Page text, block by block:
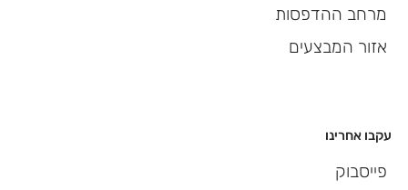
עקבו אחרינו
פייסבוק
מרחב ההדפסות
אזור המבצעים